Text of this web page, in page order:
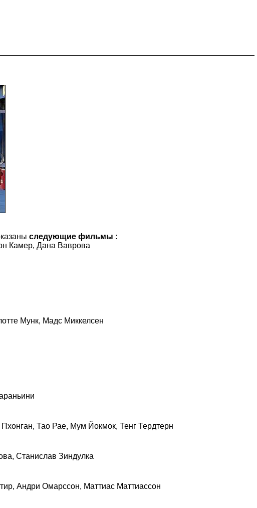
следующие фильмы :
Камер, Дана Ваврова
Мунк, Мадс Миккелсен
Тао Рае, Мум Йокмок, Тенг Тердтерн
Станислав Зиндулка
Андри Омарссон, Маттиас Маттиассон